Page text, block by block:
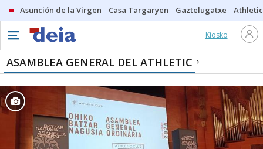
Asunción de la Virgen Casa Targaryen Gaztelugatxe Athletic
Kiosko
ASAMBLEA GENERAL DEL ATHLETIC